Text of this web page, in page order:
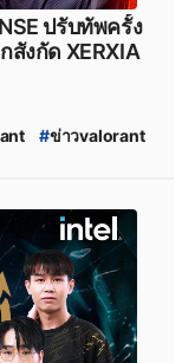
ไทย #Riot
#fps
#twitch
ปรับทัพครั้ง
งกัด XERXIA
#ข่าวvalorant
#FullSense